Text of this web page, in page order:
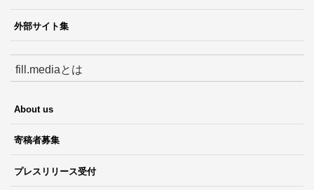
外部サイト集
fill.mediaとは
About us
寄稿者募集
プレスリリース受付